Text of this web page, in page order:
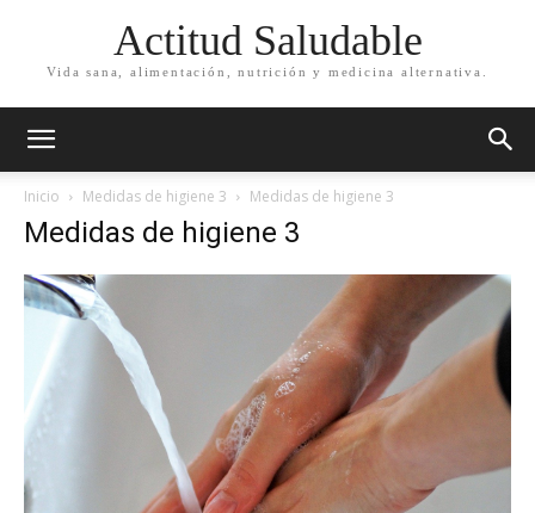
Actitud Saludable
Vida sana, alimentación, nutrición y medicina alternativa.
Inicio Medidas de higiene 3 Medidas de higiene 3
Medidas de higiene 3